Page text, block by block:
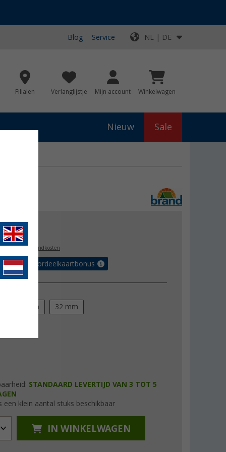
Blog Service NL | DE
Filialen Verlanglijstje Mijn account Winkelwagen
Nieuw Sale
plus verzendkosten
tot 5% voordeelkaartbonus
28 mm 32 mm
STANDAARD LEVERTIJD VAN 3 TOT 5
een klein aantal stuks beschikbaar
IN WINKELWAGEN